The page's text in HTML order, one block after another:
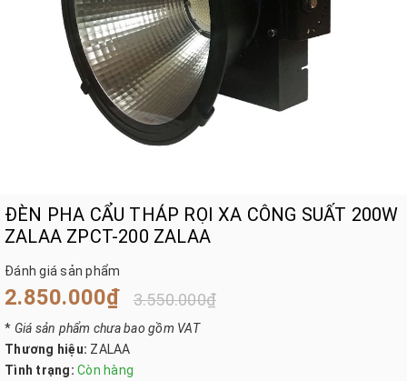
ĐÈN PHA CẨU THÁP RỌI XA CÔNG SUẤT 200W
ZALAA ZPCT-200 ZALAA
Đánh giá sản phẩm
2.850.000₫ 3.550.000₫
* Giá sản phẩm chưa bao gồm VAT
Thương hiệu: ZALAA
Tình trạng: Còn hàng